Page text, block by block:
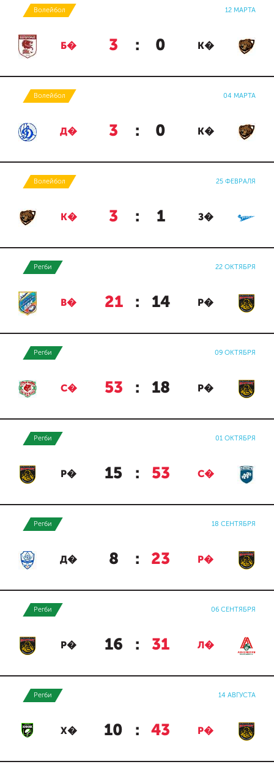
Волейбол 12 МАРТА
Б� 3 : 0 К�
Волейбол 04 МАРТА
Д� 3 : 0 К�
Волейбол 25 ФЕВРАЛЯ
К� 3 : 1 З�
Регби 22 ОКТЯБРЯ
В� 21 : 14 Р�
Регби 09 ОКТЯБРЯ
С� 53 : 18 Р�
Регби 01 ОКТЯБРЯ
Р� 15 : 53 С�
Регби 18 СЕНТЯБРЯ
Д� 8 : 23 Р�
Регби 06 СЕНТЯБРЯ
Р� 16 : 31 Л�
Регби 14 АВГУСТА
Х� 10 : 43 Р�